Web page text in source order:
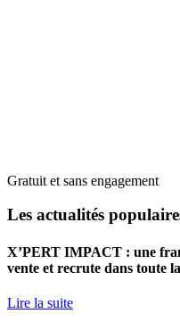
Gratuit et sans engagement
Les actualités
X’PERT IMPACT : une
vente et recrute dans toute
Lire la suite